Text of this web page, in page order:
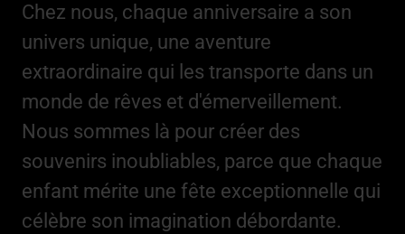
Chez nous, chaque anniversaire a son
univers unique, une aventure
extraordinaire qui les transporte dans un
monde de rêves et d'émerveillement.
Nous sommes là pour créer des
souvenirs inoubliables, parce que chaque
enfant mérite une fête exceptionnelle qui
célèbre son imagination débordante.